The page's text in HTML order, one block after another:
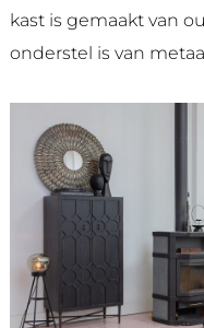
kast is gemaakt van
onderstel is van